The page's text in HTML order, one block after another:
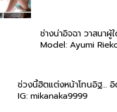
ช่างน่าอิจฉา วาสนาผู้
Model: Ayumi
ช่วงนี้ฮิตแต่งหน้าโทนอิฐ… อิ
IG: mikanaka9999